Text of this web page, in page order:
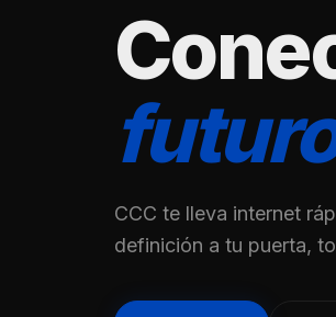
CCC te lleva internet
definición a tu puerta,